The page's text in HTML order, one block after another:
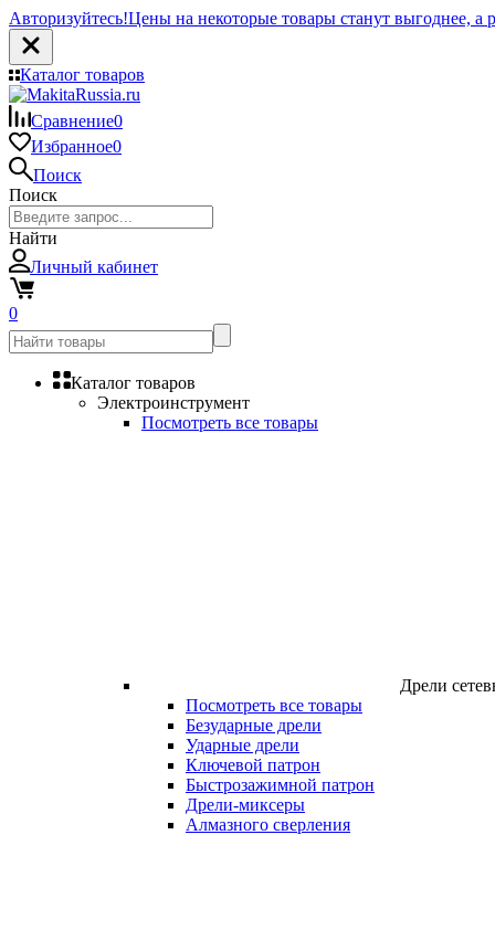
Авторизуйтесь!Цены на некоторые товары станут выгоднее, а
Каталог товаров
Сравнение0
Избранное0
Поиск
Поиск
Найти
Личный кабинет
0
Каталог товаров
Электроинструмент
Посмотреть все товары
Дрели
Посмотреть все товары
Безударные дрели
Ударные дрели
Ключевой патрон
Быстрозажимной патрон
Дрели-миксеры
Алмазного сверления